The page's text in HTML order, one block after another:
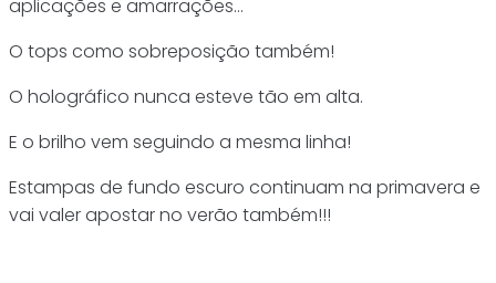
aplicações e amarrações…
O tops como sobreposição também!
O holográfico nunca esteve tão em alta.
E o brilho vem seguindo a mesma linha!
Estampas de fundo escuro continuam na primavera e
vai valer apostar no verão também!!!